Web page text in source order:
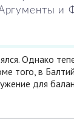
и
Однако
того, в
для